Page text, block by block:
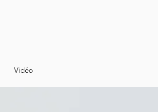
Vidéo